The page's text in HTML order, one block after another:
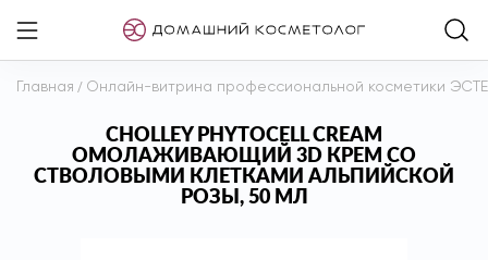
Главная / Онлайн-витрина профессиональной косметики
CHOLLEY PHYTOCELL CREAM
ОМОЛАЖИВАЮЩИЙ 3D КРЕМ СО
СТВОЛОВЫМИ КЛЕТКАМИ АЛЬПИЙСКОЙ
РОЗЫ, 50 МЛ